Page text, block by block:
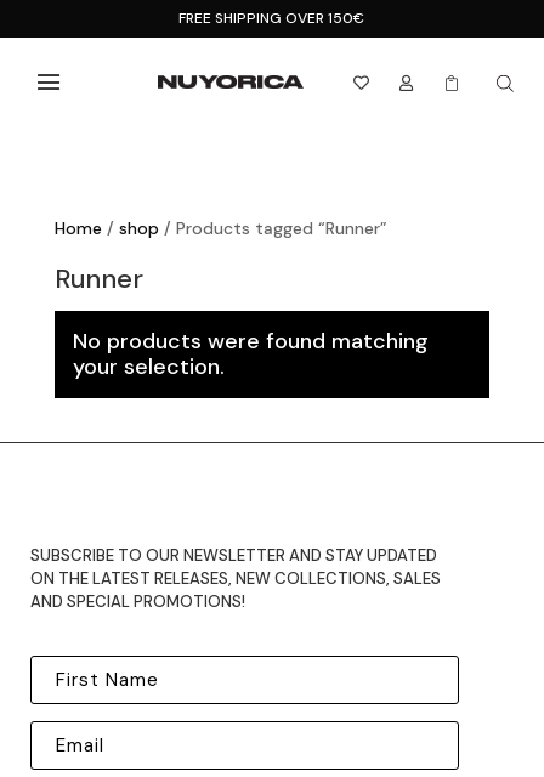
FREE SHIPPING OVER 150€
  
Home / shop / Products tagged “Runner”
Runner
No products were found matching
your selection.
SUBSCRIBE TO OUR NEWSLETTER AND STAY UPDATED
ON THE LATEST RELEASES, NEW COLLECTIONS, SALES
AND SPECIAL PROMOTIONS!